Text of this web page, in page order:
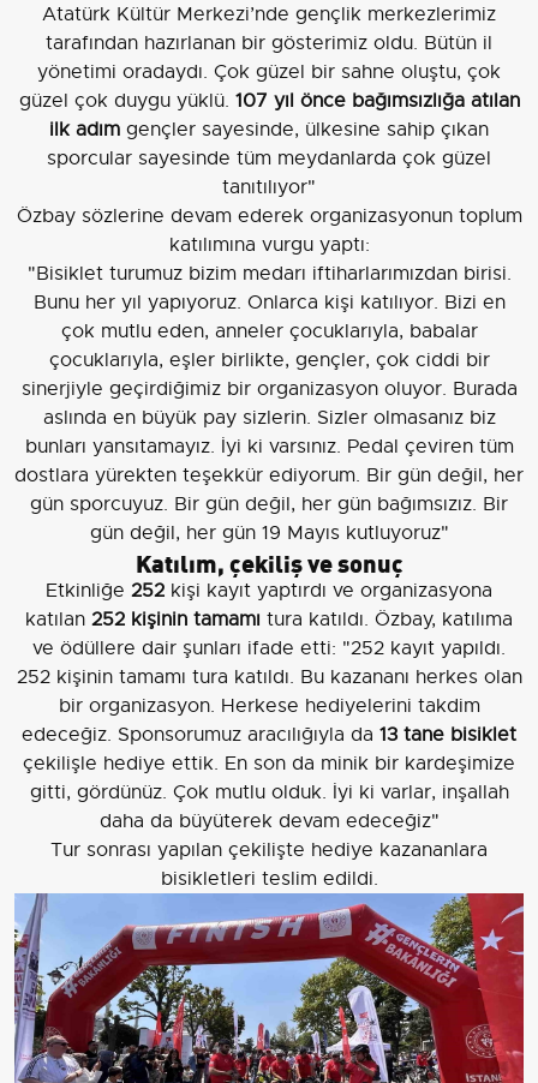
Atatürk Kültür Merkezi’nde gençlik merkezlerimiz
tarafından hazırlanan bir gösterimiz oldu. Bütün il
yönetimi oradaydı. Çok güzel bir sahne oluştu, çok
güzel çok duygu yüklü. 107 yıl önce bağımsızlığa atılan
ilk adım gençler sayesinde, ülkesine sahip çıkan
sporcular sayesinde tüm meydanlarda çok güzel
tanıtılıyor"
Özbay sözlerine devam ederek organizasyonun toplum
katılımına vurgu yaptı:
"Bisiklet turumuz bizim medarı iftiharlarımızdan birisi.
Bunu her yıl yapıyoruz. Onlarca kişi katılıyor. Bizi en
çok mutlu eden, anneler çocuklarıyla, babalar
çocuklarıyla, eşler birlikte, gençler, çok ciddi bir
sinerjiyle geçirdiğimiz bir organizasyon oluyor. Burada
aslında en büyük pay sizlerin. Sizler olmasanız biz
bunları yansıtamayız. İyi ki varsınız. Pedal çeviren tüm
dostlara yürekten teşekkür ediyorum. Bir gün değil, her
gün sporcuyuz. Bir gün değil, her gün bağımsızız. Bir
gün değil, her gün 19 Mayıs kutluyoruz"
Katılım, çekiliş ve sonuç
Etkinliğe 252 kişi kayıt yaptırdı ve organizasyona
katılan 252 kişinin tamamı tura katıldı. Özbay, katılıma
ve ödüllere dair şunları ifade etti: "252 kayıt yapıldı.
252 kişinin tamamı tura katıldı. Bu kazananı herkes olan
bir organizasyon. Herkese hediyelerini takdim
edeceğiz. Sponsorumuz aracılığıyla da 13 tane bisiklet
çekilişle hediye ettik. En son da minik bir kardeşimize
gitti, gördünüz. Çok mutlu olduk. İyi ki varlar, inşallah
daha da büyüterek devam edeceğiz"
Tur sonrası yapılan çekilişte hediye kazananlara
bisikletleri teslim edildi.